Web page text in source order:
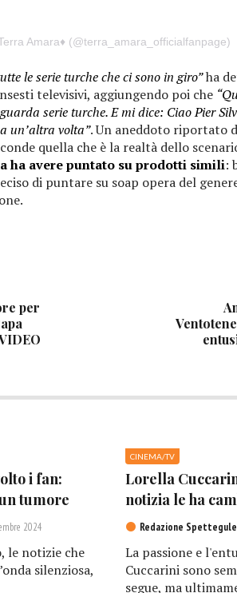
Amara♦️ (@terra_amara_officialfanpage)
le serie turche che ci sono in giro”ha
televisivi, aggiungendo poi che
serie turche. E mi dice: Ciao Pier
un’altra volta”. Un aneddoto riportato
quella che è la realtà dello
ha avere puntato su prodotti simili:
di puntare su soap opera del
per
i fan:
tumore
2024
le notizie che
silenziosa,
CINEMA/TV
Lorella
notizia le ha
Redazione
La passione e
Cuccarini sono
segue, ma